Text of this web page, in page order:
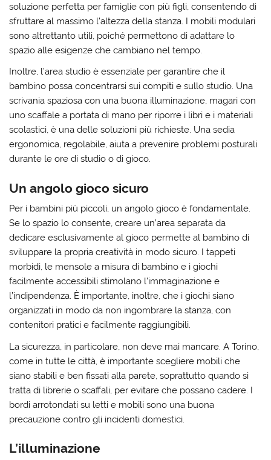
soluzione perfetta per famiglie con più figli, consentendo di
sfruttare al massimo l’altezza della stanza. I mobili modulari
sono altrettanto utili, poiché permettono di adattare lo
spazio alle esigenze che cambiano nel tempo.
Inoltre, l’area studio è essenziale per garantire che il
bambino possa concentrarsi sui compiti e sullo studio. Una
scrivania spaziosa con una buona illuminazione, magari con
uno scaffale a portata di mano per riporre i libri e i materiali
scolastici, è una delle soluzioni più richieste. Una sedia
ergonomica, regolabile, aiuta a prevenire problemi posturali
durante le ore di studio o di gioco.
Un angolo gioco sicuro
Per i bambini più piccoli, un angolo gioco è fondamentale.
Se lo spazio lo consente, creare un’area separata da
dedicare esclusivamente al gioco permette al bambino di
sviluppare la propria creatività in modo sicuro. I tappeti
morbidi, le mensole a misura di bambino e i giochi
facilmente accessibili stimolano l’immaginazione e
l’indipendenza. È importante, inoltre, che i giochi siano
organizzati in modo da non ingombrare la stanza, con
contenitori pratici e facilmente raggiungibili.
La sicurezza, in particolare, non deve mai mancare. A Torino,
come in tutte le città, è importante scegliere mobili che
siano stabili e ben fissati alla parete, soprattutto quando si
tratta di librerie o scaffali, per evitare che possano cadere. I
bordi arrotondati su letti e mobili sono una buona
precauzione contro gli incidenti domestici.
L’illuminazione